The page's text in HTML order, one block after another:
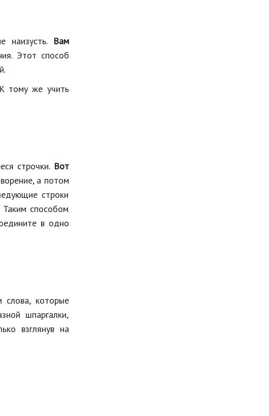
наизусть. Вам
Этот способ
тому же учить
строчки. Вот
а потом
строки
способом
в одно
слова, которые
шпаргалки,
взглянув на